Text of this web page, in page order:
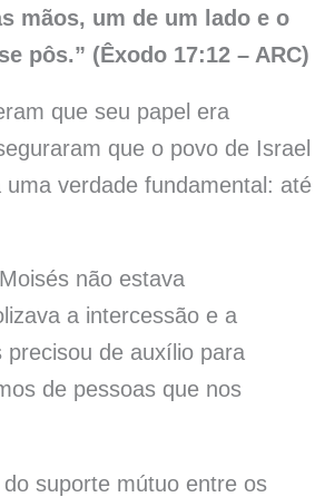
mãos, um de um lado e o
pôs.” (Êxodo 17:12 – ARC)
que seu papel era
que o povo de Israel
verdade fundamental: até
não estava
a intercessão e a
precisou de auxílio para
de pessoas que nos
suporte mútuo entre os